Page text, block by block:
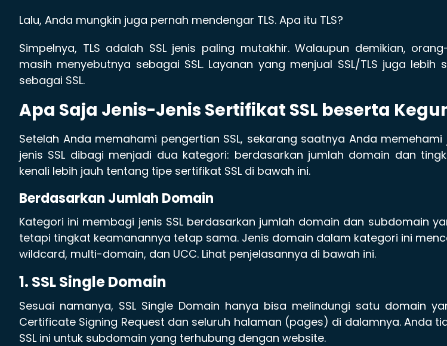
Lalu, Anda mungkin juga pernah mendengar TLS. Apa itu TLS?
Simpelnya, TLS adalah SSL jenis paling mutakhir. Walaupun demikian,
masih menyebutnya sebagai SSL. Layanan yang menjual SSL/TLS juga lebih
sebagai SSL.
Apa Saja Jenis-Jenis Sertifikat SSL beserta
Setelah Anda memahami pengertian SSL, sekarang saatnya Anda memehami
jenis SSL dibagi menjadi dua kategori: berdasarkan jumlah domain dan
kenali lebih jauh tentang tipe sertifikat SSL di bawah ini.
Berdasarkan Jumlah Domain
Kategori ini membagi jenis SSL berdasarkan jumlah domain dan subdomain
tetapi tingkat keamanannya tetap sama. Jenis domain dalam kategori ini
wildcard, multi-domain, dan UCC. Lihat penjelasannya di bawah ini.
1. SSL Single Domain
Sesuai namanya, SSL Single Domain hanya bisa melindungi satu domain
Certificate Signing Request dan seluruh halaman (pages) di dalamnya. Anda
SSL ini untuk subdomain yang terhubung dengan website.